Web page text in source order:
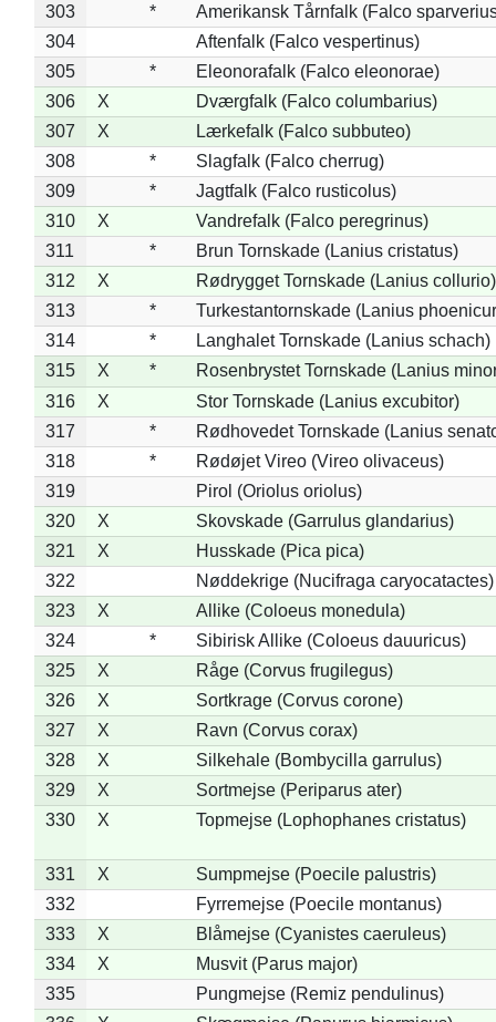
303
*
Amerikansk Tårnfalk (Falco
304
Aftenfalk (Falco vespertinus)
305
*
Eleonorafalk (Falco eleonorae)
306
X
Dværgfalk (Falco columbarius)
307
X
Lærkefalk (Falco subbuteo)
308
*
Slagfalk (Falco cherrug)
309
*
Jagtfalk (Falco rusticolus)
310
X
Vandrefalk (Falco peregrinus)
311
*
Brun Tornskade (Lanius cristatus)
312
X
Rødrygget Tornskade (Lanius collurio)
313
*
Turkestantornskade (Lanius
314
*
Langhalet Tornskade (Lanius schach)
315
X *
Rosenbrystet Tornskade (Lanius
316
X
Stor Tornskade (Lanius excubitor)
317
*
Rødhovedet Tornskade (Lanius
318
*
Rødøjet Vireo (Vireo olivaceus)
319
Pirol (Oriolus oriolus)
320
X
Skovskade (Garrulus glandarius)
321
X
Husskade (Pica pica)
322
Nøddekrige (Nucifraga caryocatactes)
323
X
Allike (Coloeus monedula)
324
*
Sibirisk Allike (Coloeus dauuricus)
325
X
Råge (Corvus frugilegus)
326
X
Sortkrage (Corvus corone)
327
X
Ravn (Corvus corax)
328
X
Silkehale (Bombycilla garrulus)
329
X
Sortmejse (Periparus ater)
330
X Topmejse (Lophophanes cristatus)
331 X
Sumpmejse (Poecile palustris)
332
Fyrremejse (Poecile montanus)
333
X
Blåmejse (Cyanistes caeruleus)
334
X
Musvit (Parus major)
335
Pungmejse (Remiz pendulinus)